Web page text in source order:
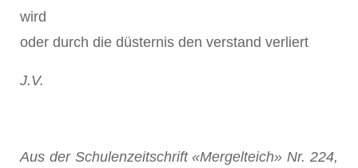
wird
oder durch die düsternis den verstand verliert
J.V.
Aus der Schulenzeitschrift «Mergelteich» Nr. 224,